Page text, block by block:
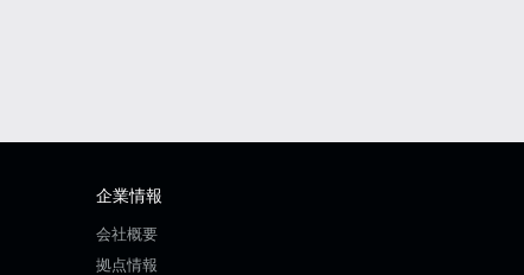
企業情報
会社概要
拠点情報